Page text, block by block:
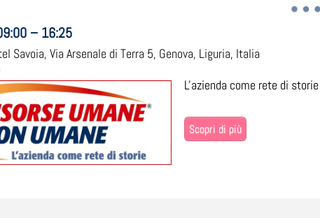
– 16:25
Savoia, Via Arsenale di Terra 5, Genova, Liguria, Italia
L'azienda come rete di storie
Scopri di più